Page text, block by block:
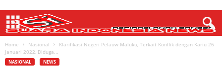
Home Nasional
Klarifikasi Negeri Pelauw Maluku, Terkait Konflik dengan Kariu 26
Januari 2022, Diduga...
NASIONAL NEWS